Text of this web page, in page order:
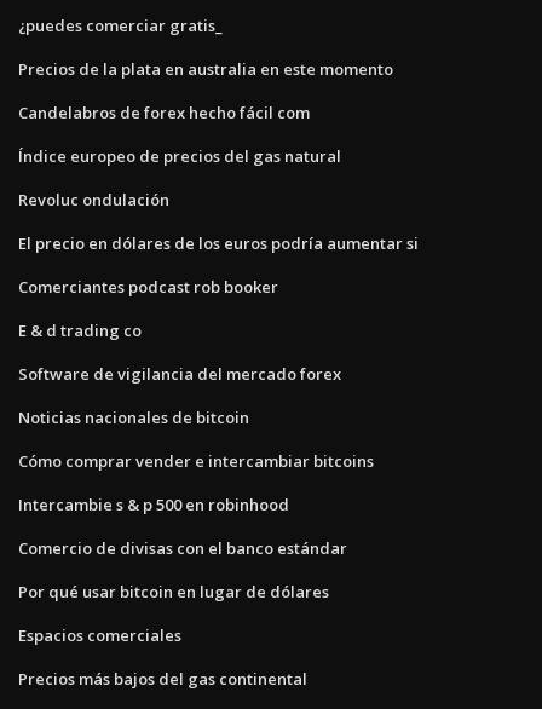
¿puedes comerciar gratis_
Precios de la plata en australia en este momento
Candelabros de forex hecho fácil com
Índice europeo de precios del gas natural
Revoluc ondulación
El precio en dólares de los euros podría aumentar si
Comerciantes podcast rob booker
E & d trading co
Software de vigilancia del mercado forex
Noticias nacionales de bitcoin
Cómo comprar vender e intercambiar bitcoins
Intercambie s & p 500 en robinhood
Comercio de divisas con el banco estándar
Por qué usar bitcoin en lugar de dólares
Espacios comerciales
Precios más bajos del gas continental